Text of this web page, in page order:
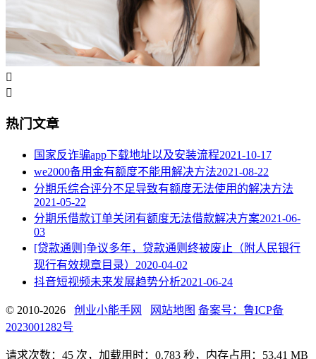


热门文章
国家反诈骗app下载地址以及安装流程2021-10-17
we2000备用金有额度不能用解决方法2021-08-22
分期乐综合评分不足导致有额度无法使用的解决方法
2021-05-22
分期乐借款订单关闭有额度无法借款解决方案2021-06-
03
[贷款通则]争议多年，贷款通则终被废止（附人民银行
现行有效规章目录） 2020-04-02
抖音短视频未来发展趋势分析2021-06-24
© 2010-2026 创业小能手网 网站地图 备案号：鲁ICP备
2023001282号
请求次数：45 次，加载用时：0.783 秒，内存占用：53.41 MB